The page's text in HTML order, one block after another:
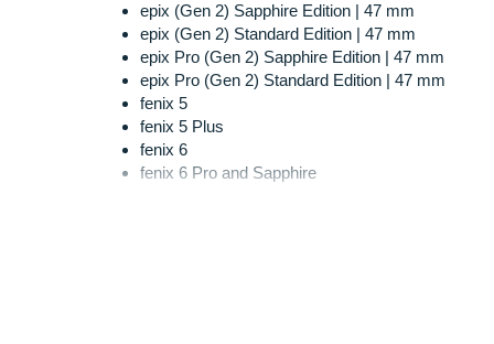
epix (Gen 2) Sapphire Edition | 47 mm
epix (Gen 2) Standard Edition | 47 mm
epix Pro (Gen 2) Sapphire Edition | 47 mm
epix Pro (Gen 2) Standard Edition | 47 mm
fenix 5
fenix 5 Plus
fenix 6
fenix 6 Pro and Sapphire